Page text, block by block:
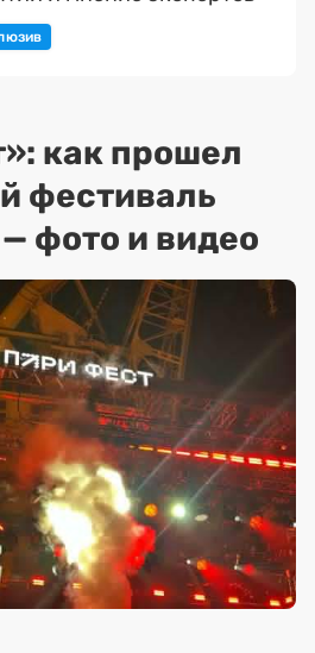
как прошел
фестиваль
фото и видео